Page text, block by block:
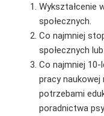
Wykształcenie
społecznych.
Co najmniej
społecznych
Co najmniej
pracy
potrzebami
poradnictwa